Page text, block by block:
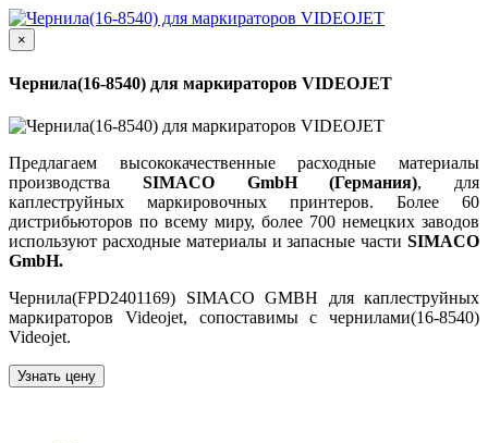
×
Чернила(16-8540) для маркираторов VIDEOJET
Предлагаем высококачественные расходные материалы
производства SIMACO GmbH (Германия), для
каплеструйных маркировочных принтеров. Более 60
дистрибьюторов по всему миру, более 700 немецких заводов
используют расходные материалы и запасные части SIMACO
GmbH.
Чернила(FPD2401169) SIMACO GMBH для каплеструйных
маркираторов Videojet, сопоставимы с чернилами(16-8540)
Videojet.
Узнать цену